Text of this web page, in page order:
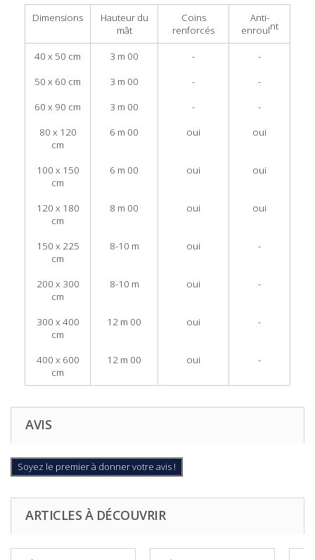
Dimensions
Hauteur du
mât
Coins
renforcés
Anti-
enroulnt
40 x 50 cm 3 m 00 -
-
50 x 60 cm
3 m 00 -
-
60 x 90 cm
3 m 00 -
-
80 x 120
cm
6 m 00 oui oui
100 x 150
cm
6 m 00 oui oui
120 x 180
cm
8 m 00 oui oui
150 x 225
cm
8-10 m oui -
200 x 300
cm
8-10 m oui -
300 x 400
cm
12 m 00 oui -
400 x 600
cm
12 m 00 oui -
AVIS
Soyez le premier à donner votre avis !
ARTICLES À DÉCOUVRIR